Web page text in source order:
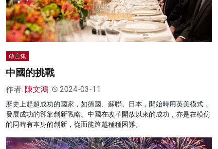
敢言集
中國的挑戰
作者: 陳文鴻 2024-03-11
歷史上趕超成功的國家，如德國、蘇聯、日本，開始時用英美模式，
發展成功的卻靠創新戰略。中國在改革開放以來的成功，亦是在模仿
的同時有本身的創新，從而能跨越種種困難。